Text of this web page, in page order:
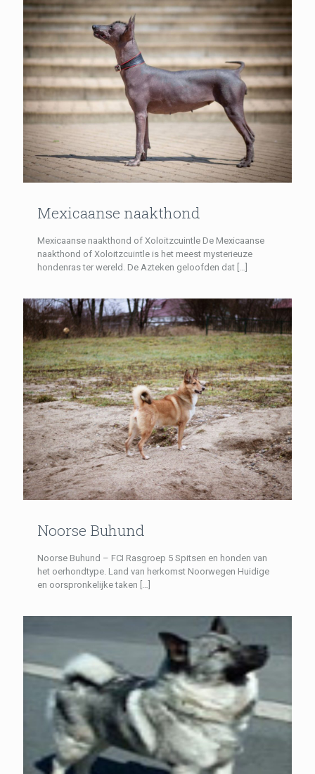
Mexicaanse naakthond
Mexicaanse naakthond of Xoloitzcuintle De Mexicaanse
naakthond of Xoloitzcuintle is het meest mysterieuze
hondenras ter wereld. De Azteken geloofden dat […]
Noorse Buhund
Noorse Buhund – FCI Rasgroep 5 Spitsen en honden van
het oerhondtype. Land van herkomst Noorwegen Huidige
en oorspronkelijke taken […]